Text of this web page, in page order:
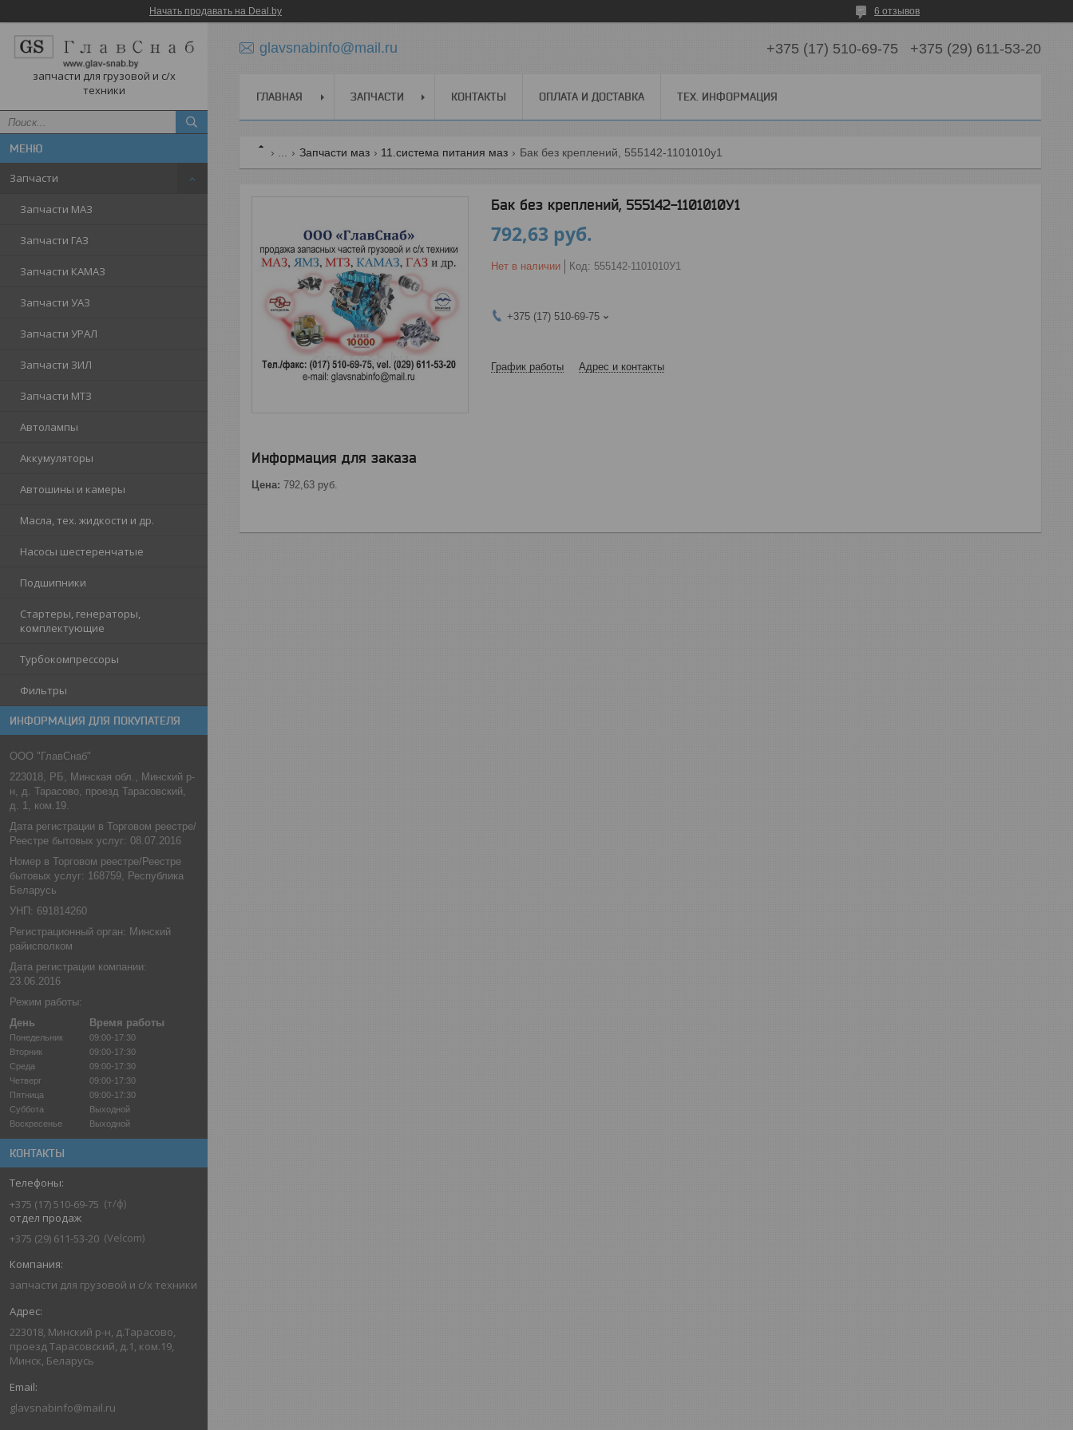
Начать продавать на Deal.by 6 отзывов
запчасти для грузовой и с/х
техники
Запчасти
Запчасти МАЗ
Запчасти ГАЗ
Запчасти КАМАЗ
Запчасти УАЗ
Запчасти УРАЛ
Запчасти ЗИЛ
Запчасти МТЗ
Автолампы
Аккумуляторы
Автошины и камеры
Масла, тех. жидкости и др.
Насосы шестеренчатые
Подшипники
Стартеры, генераторы,
комплектующие
Турбокомпрессоры
Фильтры
ИНФОРМАЦИЯ ДЛЯ ПОКУПАТЕЛЯ
ООО "ГлавСнаб"
223018, РБ, Минская обл., Минский р-
н, д. Тарасово, проезд Тарасовский,
д. 1, ком.19.
Дата регистрации в Торговом реестре/
Реестре бытовых услуг: 08.07.2016
Номер в Торговом реестре/Реестре
бытовых услуг: 168759, Республика
Беларусь
УНП: 691814260
Регистрационный орган: Минский
райисполком
Дата регистрации компании:
23.06.2016
Режим работы:
День
Время работы
Понедельник
09:00-17:30
Вторник
09:00-17:30
Среда
09:00-17:30
Четверг
09:00-17:30
Пятница
09:00-17:30
Суббота
Выходной
Воскресенье
Выходной
КОНТАКТЫ
+375 (17) 510-69-75
т/ф
отдел продаж
+375 (29) 611-53-20 Velcom
запчасти для грузовой и с/х техники
223018, Минский р-н, д.Тарасово,
проезд Тарасовский, д.1, ком.19,
Минск, Беларусь
glavsnabinfo@mail.ru
glavsnabinfo@mail.ru +375 (17) 510-69-75 +375 (29) 611-53-20
ГЛАВНАЯ ЗАПЧАСТИ КОНТАКТЫ ОПЛАТА И ДОСТАВКА ТЕХ. ИНФОРМАЦИЯ
Запчасти маз 11.система питания маз Бак без креплений, 555142-1101010у1
Бак без креплений, 555142-1101010У1
792,63 руб.
Нет в наличии Код: 555142-1101010У1
+375 (17) 510-69-75
График работы Адрес и контакты
Информация для заказа
Цена: 792,63 руб.